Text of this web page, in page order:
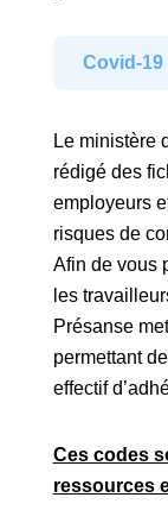
Covid-19
Le ministère
rédigé des
employeurs
risques de
Afin de vous
les
Présanse
permettant
effectif
Ces codes
ressources